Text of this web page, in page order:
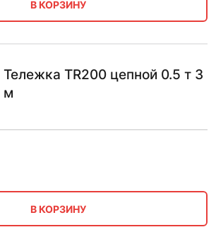
В КОРЗИНУ
Тележка TR200 цепной 0.5 т 3
м
В КОРЗИНУ